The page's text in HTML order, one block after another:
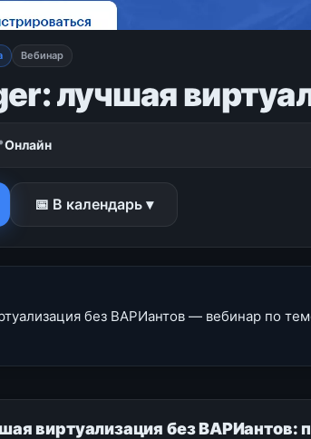
Вебинар
лучшая
Онлайн
📅 В календарь ▾
без ВАРИантов — вебинар по
виртуализация без ВАРИантов: